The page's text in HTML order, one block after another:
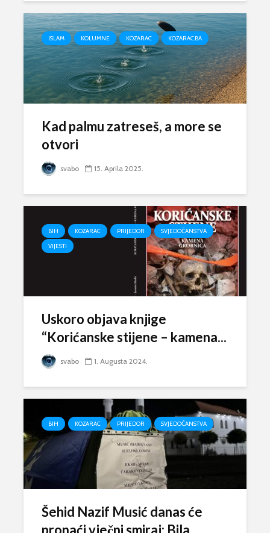
ISLAM KOLUMNE KOZARAC KOZARAC.BA
Kad palmu zatreseš, a more se
otvori
svabo 15. Aprila 2025.
BIH KOZARAC PRIJEDOR
SVJEDOČANSTVA
VIJESTI
Uskoro objava knjige
“Korićanske stijene – kamena...
svabo 1. Augusta 2024.
BIH KOZARAC PRIJEDOR SVJEDOČANSTVA
Šehid Nazif Musić danas će
pronaći vječni smiraj: Bila...